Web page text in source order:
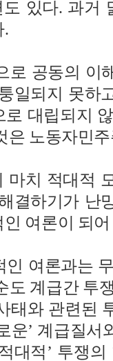
있다. 과거
.
로 공동의 이
일되지 못하
로 대립되지
은 노동자민
마치 적대적
결하기가 난
여론이 되
인 여론과는
도 계급간 투
태와 관련된
운’ 계급질
대적’ 투쟁